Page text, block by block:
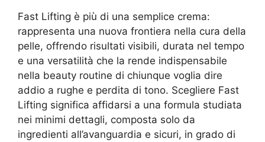
Fast Lifting è più di una semplice crema:
rappresenta una nuova frontiera nella cura della
pelle, offrendo risultati visibili, durata nel tempo
e una versatilità che la rende indispensabile
nella beauty routine di chiunque voglia dire
addio a rughe e perdita di tono. Scegliere Fast
Lifting significa affidarsi a una formula studiata
nei minimi dettagli, composta solo da
ingredienti all’avanguardia e sicuri, in grado di